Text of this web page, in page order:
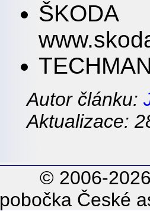
Autor článku:
Aktualizace:
© 2006-
pobočka České